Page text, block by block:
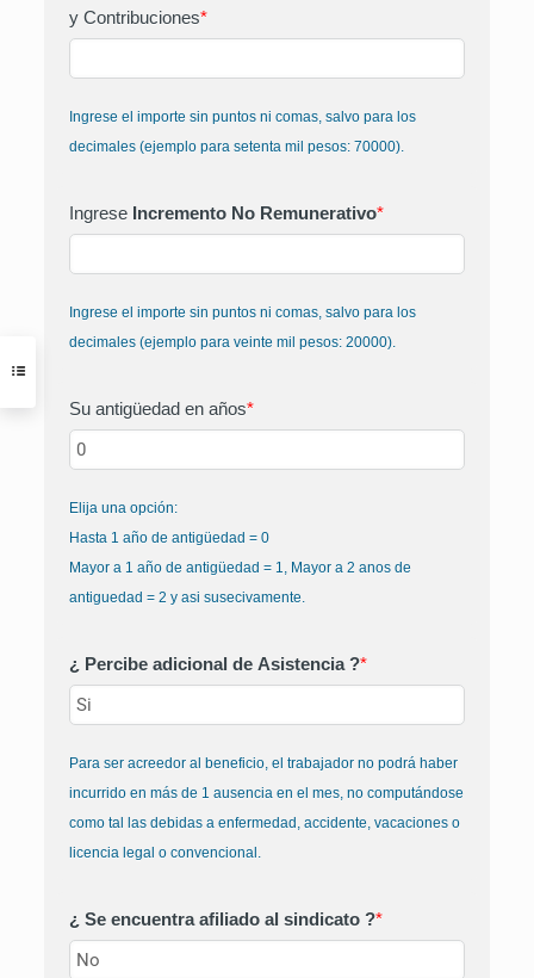
y Contribuciones*
Ingrese el importe sin puntos ni comas, salvo para los
decimales (ejemplo para setenta mil pesos: 70000).
Ingrese Incremento No Remunerativo*
Ingrese el importe sin puntos ni comas, salvo para los
decimales (ejemplo para veinte mil pesos: 20000).
Su antigüedad en años*
Elija una opción:
Hasta 1 año de antigüedad = 0
Mayor a 1 año de antigüedad = 1, Mayor a 2 anos de
antiguedad = 2 y asi susecivamente.
¿ Percibe adicional de Asistencia ?*
Para ser acreedor al beneficio, el trabajador no podrá haber
incurrido en más de 1 ausencia en el mes, no computándose
como tal las debidas a enfermedad, accidente, vacaciones o
licencia legal o convencional.
¿ Se encuentra afiliado al sindicato ?*